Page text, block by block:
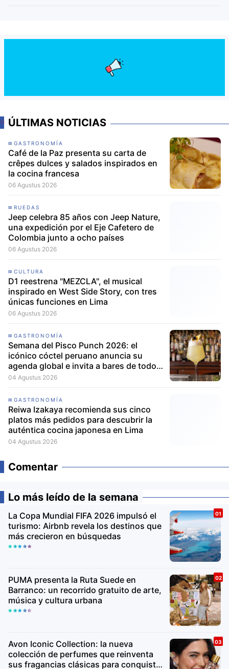
ÚLTIMAS NOTICIAS
GASTRONOMÍA
Café de la Paz presenta su carta de
crêpes dulces y salados inspirados en
la cocina francesa
06 Agustus 2026
RUEDAS
Jeep celebra 85 años con Jeep Nature,
una expedición por el Eje Cafetero de
Colombia junto a ocho países
06 Agustus 2026
CULTURA
D1 reestrena "MEZCLA", el musical
inspirado en West Side Story, con tres
únicas funciones en Lima
06 Agustus 2026
GASTRONOMÍA
Semana del Pisco Punch 2026: el
icónico cóctel peruano anuncia su
agenda global e invita a bares de todo
el mundo a participar
04 Agustus 2026
GASTRONOMÍA
Reiwa Izakaya recomienda sus cinco
platos más pedidos para descubrir la
auténtica cocina japonesa en Lima
04 Agustus 2026
Comentar
Lo más leído de la semana
La Copa Mundial FIFA 2026 impulsó el
turismo: Airbnb revela los destinos que
más crecieron en búsquedas
PUMA presenta la Ruta Suede en
Barranco: un recorrido gratuito de arte,
música y cultura urbana
Avon Iconic Collection: la nueva
colección de perfumes que reinventa
sus fragancias clásicas para conquistar